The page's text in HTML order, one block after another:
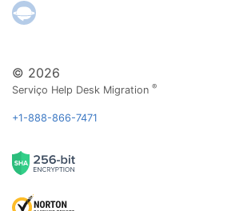
© 2026
Serviço Help Desk Migration®
+1-888-866-7471